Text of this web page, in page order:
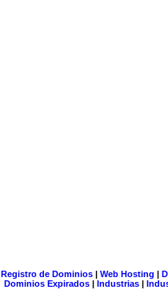
Registro de Dominios| Web Hosting |
Dominios Expirados | Industrias |